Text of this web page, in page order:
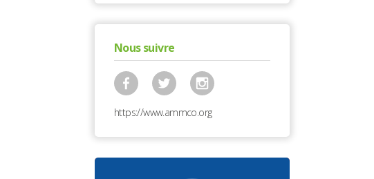
Nous suivre
https://www.ammco.org